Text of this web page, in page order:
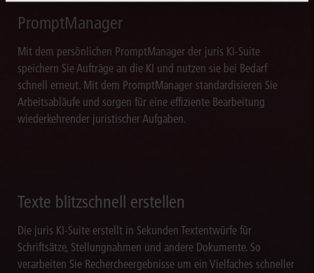
PromptManager
Mit dem persönlichen PromptManager der juris KI-Suite
speichern Sie Aufträge an die KI und nutzen sie bei Bedarf
schnell erneut. Mit dem PromptManager standardisieren Sie
Arbeitsabläufe und sorgen für eine effiziente Bearbeitung
wiederkehrender juristischer Aufgaben.
Texte blitzschnell erstellen
Die juris KI-Suite erstellt in Sekunden Textentwürfe für
Schriftsätze, Stellungnahmen und andere Dokumente. So
verarbeiten Sie Rechercheergebnisse um ein Vielfaches schneller